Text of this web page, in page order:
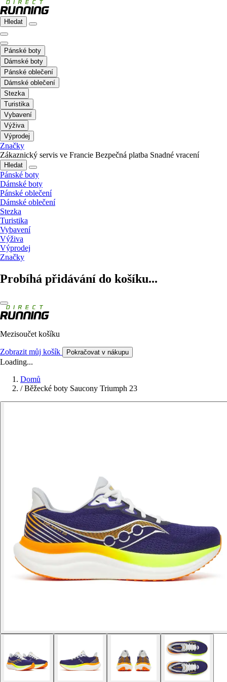
Hledat
Pánské boty
Dámské boty
Pánské oblečení
Dámské oblečení
Stezka
Turistika
Vybavení
Výživa
Výprodej
Značky
Zákaznický servis ve Francie Bezpečná platba Snadné vracení
Hledat
Pánské boty
Dámské boty
Pánské oblečení
Dámské oblečení
Stezka
Turistika
Vybavení
Výživa
Výprodej
Značky
Probíhá přidávání do košíku...
Mezisoučet košíku
Zobrazit můj košík Pokračovat v nákupu
Loading...
Domů
/ Běžecké boty Saucony Triumph 23